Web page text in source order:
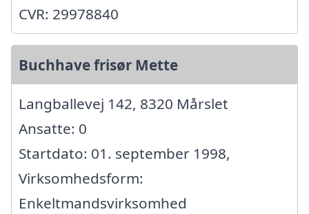
CVR: 29978840
Buchhave frisør Mette
Langballevej 142, 8320 Mårslet
Ansatte: 0
Startdato: 01. september 1998,
Virksomhedsform:
Enkeltmandsvirksomhed